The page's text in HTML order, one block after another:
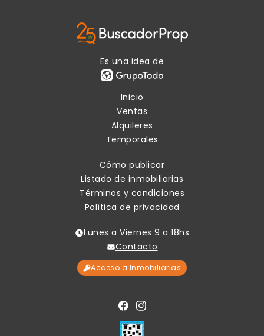
Es una idea de
Inicio
Ventas
Alquileres
Temporales
Cómo publicar
Listado de inmobiliarias
Términos y condiciones
Política de privacidad
Lunes a Viernes 9 a 18hs
Contacto
Acceso a Inmobiliarias